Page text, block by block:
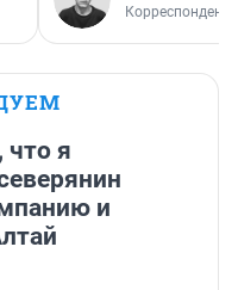
Корреспондент
что я
и